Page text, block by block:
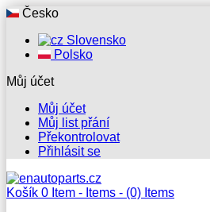
Česko
Slovensko
Polsko
Můj účet
Můj účet
Můj list přání
Překontrolovat
Přihlásit se
Košík 0 Item - Items - (0) Items